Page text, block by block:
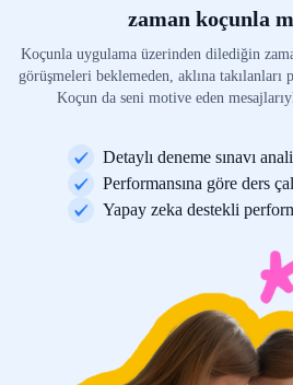
zaman koçunla
Koçunla uygulama üzerinden dilediğin
görüşmeleri beklemeden, aklına takılanları
Koçun da seni motive eden
Detaylı deneme sınavı
Performansına göre ders
Yapay zeka destekli